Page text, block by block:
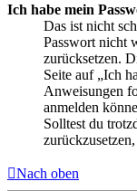
Ich habe mein
Das ist nicht
Passwort nicht
zurücksetzen.
Seite auf „Ich
Anweisungen
anmelden
Solltest du
Nach oben